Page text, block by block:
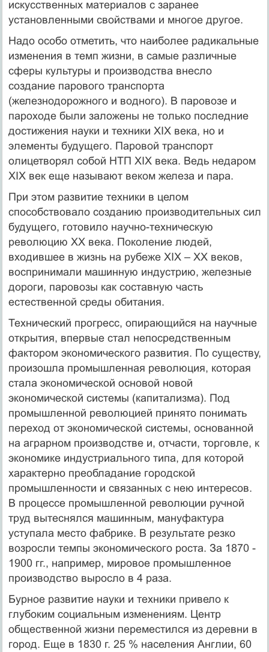
искусственных материалов с заранее
установленными свойствами и многое другое.
Надо особо отметить, что наиболее радикальные
изменения в темп жизни, в самые различные
сферы культуры и производства внесло
создание парового транспорта
(железнодорожного и водного). В паровозе и
пароходе были заложены не только последние
достижения науки и техники XIX века, но и
элементы будущего. Паровой транспорт
олицетворял собой НТП XIX века. Ведь недаром
XIX век еще называют веком железа и пара.
При этом развитие техники в целом
способствовало созданию производительных сил
будущего, готовило научно-техническую
революцию XX века. Поколение людей,
входившее в жизнь на рубеже XIX – XX веков,
воспринимали машинную индустрию, железные
дороги, паровозы как составную часть
естественной среды обитания.
Технический прогресс, опирающийся на научные
открытия, впервые стал непосредственным
фактором экономического развития. По существу,
произошла промышленная революция, которая
стала экономической основой новой
экономической системы (капитализма). Под
промышленной революцией принято понимать
переход от экономической системы, основанной
на аграрном производстве и, отчасти, торговле, к
экономике индустриального типа, для которой
характерно преобладание городской
промышленности и связанных с нею интересов.
В процессе промышленной революции ручной
труд вытеснялся машинным, мануфактура
уступала место фабрике. В результате резко
возросли темпы экономического роста. За 1870 -
1900 гг., например, мировое промышленное
производство выросло в 4 раза.
Бурное развитие науки и техники привело к
глубоким социальным изменениям. Центр
общественной жизни переместился из деревни в
город. Еще в 1830 г. 25 % населения Англии, 60